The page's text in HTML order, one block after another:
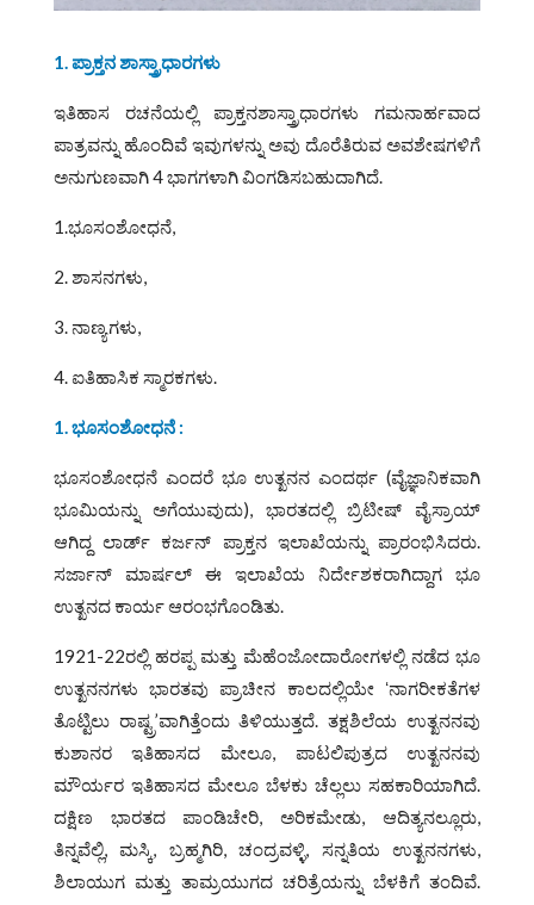
1. ಪ್ರಾಕ್ತನ ಶಾಸ್ತ್ರಾಧಾರಗಳು
ಇತಿಹಾಸ ರಚನೆಯಲ್ಲಿ ಪ್ರಾಕ್ತನಶಾಸ್ತ್ರಾಧಾರಗಳು ಗಮನಾರ್ಹವಾದ
ಪಾತ್ರವನ್ನು ಹೊಂದಿವೆ ಇವುಗಳನ್ನು ಅವು ದೊರೆತಿರುವ ಅವಶೇಷಗಳಿಗೆ
ಅನುಗುಣವಾಗಿ 4 ಭಾಗಗಳಾಗಿ ವಿಂಗಡಿಸಬಹುದಾಗಿದೆ.
1.ಭೂಸಂಶೋಧನೆ,
2. ಶಾಸನಗಳು,
3. ನಾಣ್ಯಗಳು,
4. ಐತಿಹಾಸಿಕ ಸ್ಮಾರಕಗಳು.
1. ಭೂಸಂಶೋಧನೆ :
ಭೂಸಂಶೋಧನೆ ಎಂದರೆ ಭೂ ಉತ್ಖನನ ಎಂದರ್ಥ (ವೈಜ್ಞಾನಿಕವಾಗಿ
ಭೂಮಿಯನ್ನು ಅಗೆಯುವುದು), ಭಾರತದಲ್ಲಿ ಬ್ರಿಟೀಷ್ ವೈಸ್ರಾಯ್
ಆಗಿದ್ದ ಲಾರ್ಡ್ ಕರ್ಜನ್ ಪ್ರಾಕ್ತನ ಇಲಾಖೆಯನ್ನು ಪ್ರಾರಂಭಿಸಿದರು.
ಸರ್ಜಾನ್ ಮಾರ್ಷಲ್ ಈ ಇಲಾಖೆಯ ನಿರ್ದೇಶಕರಾಗಿದ್ದಾಗ ಭೂ
ಉತ್ಖನದ ಕಾರ್ಯ ಆರಂಭಗೊಂಡಿತು.
1921-22ರಲ್ಲಿ ಹರಪ್ಪ ಮತ್ತು ಮೆಹೆಂಜೋದಾರೋಗಳಲ್ಲಿ ನಡೆದ ಭೂ
ಉತ್ಖನನಗಳು ಭಾರತವು ಪ್ರಾಚೀನ ಕಾಲದಲ್ಲಿಯೇ ʻನಾಗರೀಕತೆಗಳ
ತೊಟ್ಟಿಲು ರಾಷ್ಟ್ರ’ವಾಗಿತ್ತೆಂದು ತಿಳಿಯುತ್ತದೆ. ತಕ್ಷಶಿಲೆಯ ಉತ್ಖನನವು
ಕುಶಾನರ ಇತಿಹಾಸದ ಮೇಲೂ, ಪಾಟಲಿಪುತ್ರದ ಉತ್ಖನನವು
ಮೌರ್ಯರ ಇತಿಹಾಸದ ಮೇಲೂ ಬೆಳಕು ಚೆಲ್ಲಲು ಸಹಕಾರಿಯಾಗಿದೆ.
ದಕ್ಷಿಣ ಭಾರತದ ಪಾಂಡಿಚೇರಿ, ಅರಿಕಮೇಡು, ಆದಿತ್ಯನಲ್ಲೂರು,
ತಿನ್ನವೆಲ್ಲಿ, ಮಸ್ಕಿ, ಬ್ರಹ್ಮಗಿರಿ, ಚಂದ್ರವಳ್ಳಿ, ಸನ್ನತಿಯ ಉತ್ಖನನಗಳು,
ಶಿಲಾಯುಗ ಮತ್ತು ತಾಮ್ರಯುಗದ ಚರಿತ್ರೆಯನ್ನು ಬೆಳಕಿಗೆ ತಂದಿವೆ.